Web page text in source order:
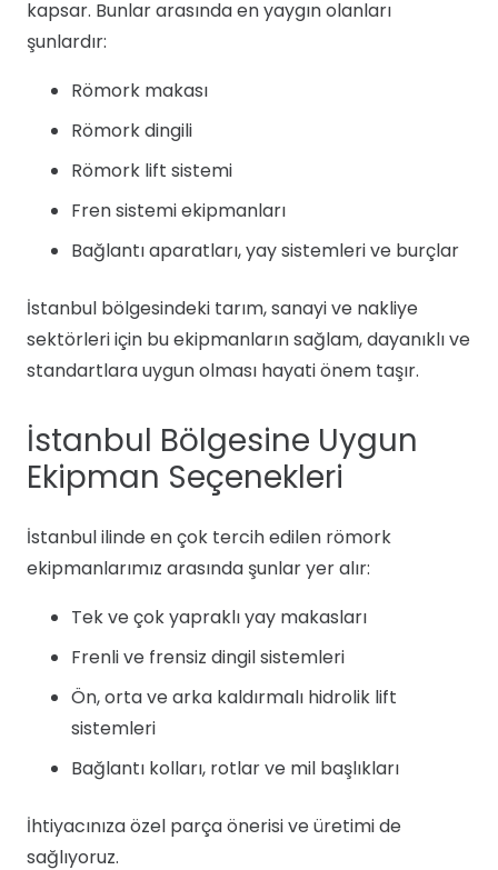
kapsar. Bunlar arasında en yaygın olanları
şunlardır:
Römork makası
Römork dingili
Römork lift sistemi
Fren sistemi ekipmanları
Bağlantı aparatları, yay sistemleri ve burçlar
İstanbul bölgesindeki tarım, sanayi ve nakliye
sektörleri için bu ekipmanların sağlam, dayanıklı ve
standartlara uygun olması hayati önem taşır.
İstanbul Bölgesine Uygun
Ekipman Seçenekleri
İstanbul ilinde en çok tercih edilen römork
ekipmanlarımız arasında şunlar yer alır:
Tek ve çok yapraklı yay makasları
Frenli ve frensiz dingil sistemleri
Ön, orta ve arka kaldırmalı hidrolik lift
sistemleri
Bağlantı kolları, rotlar ve mil başlıkları
İhtiyacınıza özel parça önerisi ve üretimi de
sağlıyoruz.